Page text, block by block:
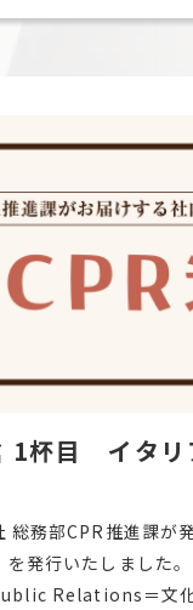
各事業所にお問合せ
1杯目 イタリ
総務部CPR推進課が
を発行いたしました
Relations＝文